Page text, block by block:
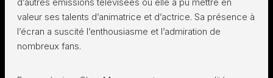
valeur ses talents d’animatrice et d’actrice. Sa présence à
l’écran a suscité l’enthousiasme et l’admiration de
nombreux fans.